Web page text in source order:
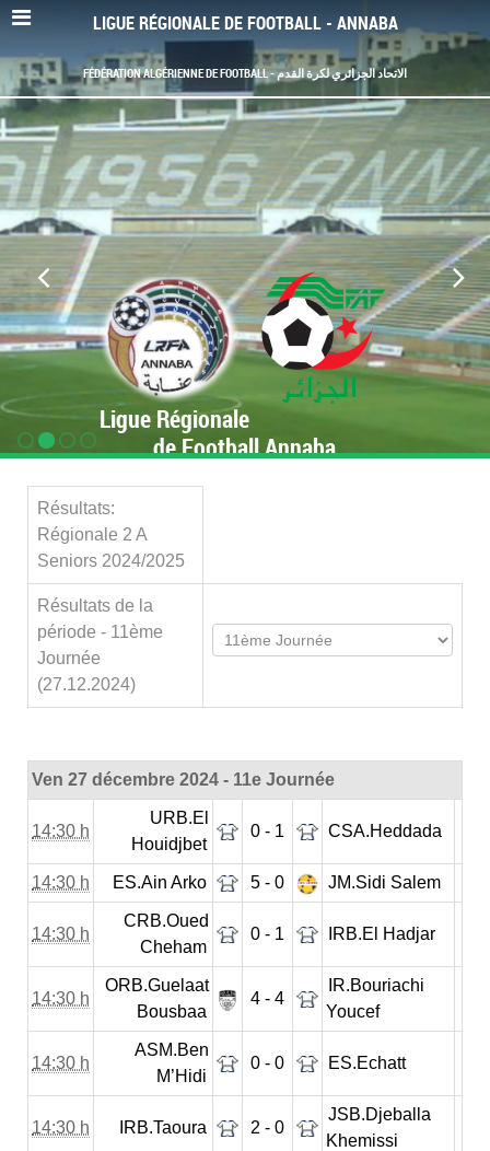
LIGUE RÉGIONALE DE FOOTBALL - ANNABA
FÉDÉRATION ALGÉRIENNE DE FOOTBALL - الاتحاد الجزائري لكرة القدم
Ligue Régionale
de Football Annaba
Résultats:
Régionale 2 A
Seniors 2024/2025
Résultats de la
période - 11ème
Journée
(27.12.2024)
Ven 27 décembre 2024 - 11e Journée
14:30 h
URB.El
Houidjbet
0 - 1 CSA.Heddada
14:30 h ES.Ain Arko 5 - 0 JM.Sidi Salem
14:30 h
CRB.Oued
Cheham
0 - 1 IRB.El Hadjar
14:30 h
ORB.Guelaat
Bousbaa
4 - 4
IR.Bouriachi
Youcef
14:30 h
ASM.Ben
M’Hidi
0 - 0 ES.Echatt
14:30 h IRB.Taoura 2 - 0
JSB.Djeballa
Khemissi